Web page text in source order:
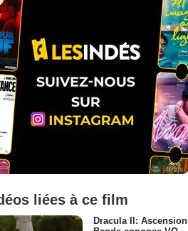
liées à ce film
Dracula II: Ascension